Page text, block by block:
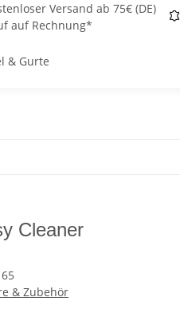
Versand ab 75€ (DE)
auf Rechnung*
& Gurte
Cleaner
& Zubehör